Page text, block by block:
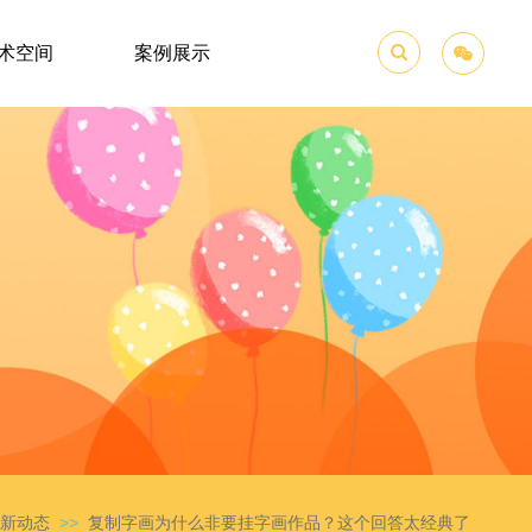
空间 案例展示 
动态>> 复制字画为什么非要挂字画作品？这个回答太经典了